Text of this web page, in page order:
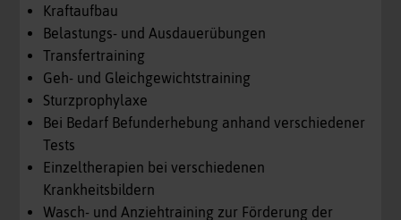
Kraftaufbau
Belastungs- und Ausdauerübungen
Transfertraining
Geh- und Gleichgewichtstraining
Sturzprophylaxe
Bei Bedarf Befunderhebung anhand verschiedener
Tests
Einzeltherapien bei verschiedenen
Krankheitsbildern
Wasch- und Anziehtraining zur Förderung der